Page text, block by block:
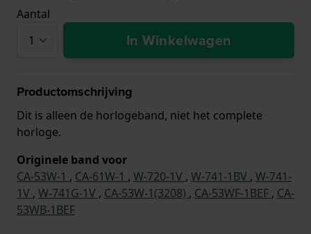
Aantal
In Winkelwagen
Productomschrijving
Dit is alleen de horlogeband, niet het complete
horloge.
Originele band voor
CA-53W-1 , CA-61W-1 , W-720-1V , W-741-1BV , W-741-
1V , W-741G-1V , CA-53W-1(3208) , CA-53WF-1BEF , CA-
53WB-1BEF